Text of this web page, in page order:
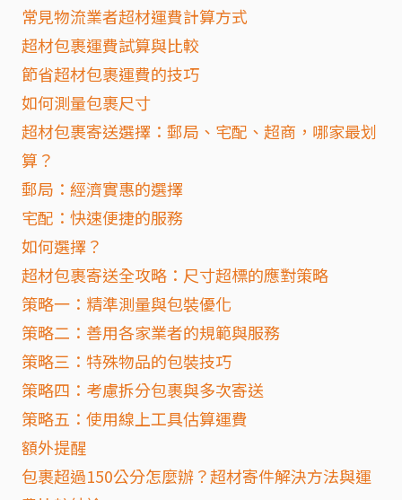
常見物流業者超材運費計算方式
超材包裹運費試算與比較
節省超材包裹運費的技巧
如何測量包裹尺寸
超材包裹寄送選擇：郵局、宅配、超商，哪家最划
算？
郵局：經濟實惠的選擇
宅配：快速便捷的服務
如何選擇？
超材包裹寄送全攻略：尺寸超標的應對策略
策略一：精準測量與包裝優化
策略二：善用各家業者的規範與服務
策略三：特殊物品的包裝技巧
策略四：考慮拆分包裹與多次寄送
策略五：使用線上工具估算運費
額外提醒
包裹超過150公分怎麼辦？超材寄件解決方法與運